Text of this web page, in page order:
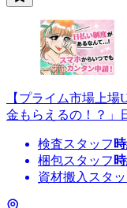
【プライム市場上
金もらえるの！？」
検査スタッフ
梱包スタッフ
資材搬入スタ